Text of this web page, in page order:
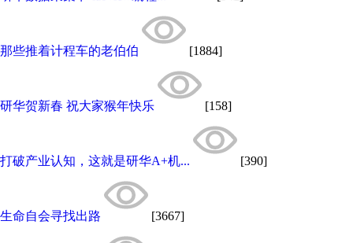
那些推着计程车的老伯伯 [1884]
研华贺新春 祝大家猴年快乐 [158]
打破产业认知，这就是研华A+机... [390]
生命自会寻找出路 [3667]